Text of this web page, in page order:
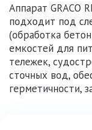
Аппарат GRACO
подходит под
(обработка
емкостей для
тележек,
сточных вод,
герметичности,